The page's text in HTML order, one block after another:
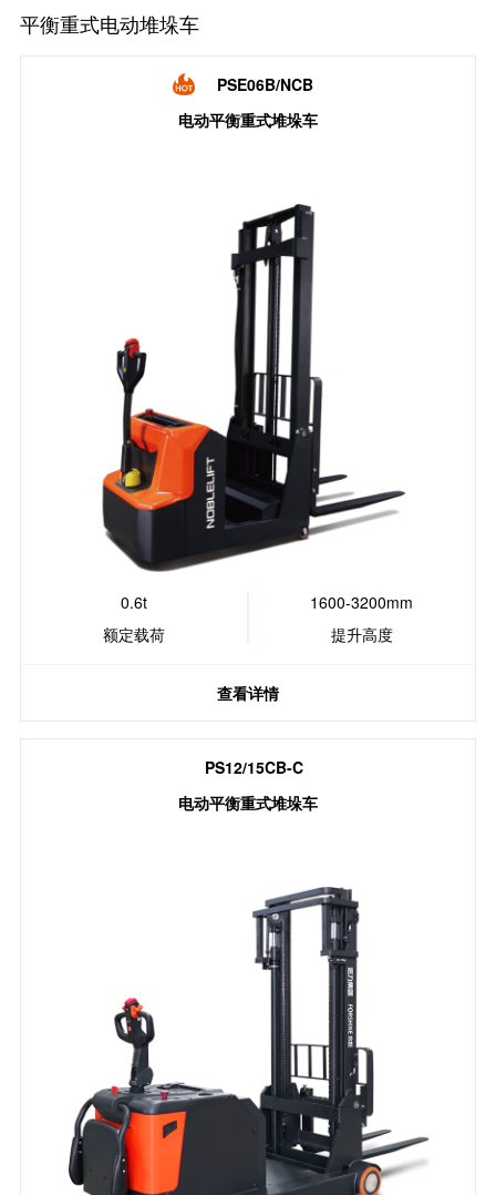
平衡重式电动堆垛车
PSE06B/NCB
电动平衡重式堆垛车
0.6t
额定载荷
1600-3200mm
提升高度
查看详情
PS12/15CB-C
电动平衡重式堆垛车